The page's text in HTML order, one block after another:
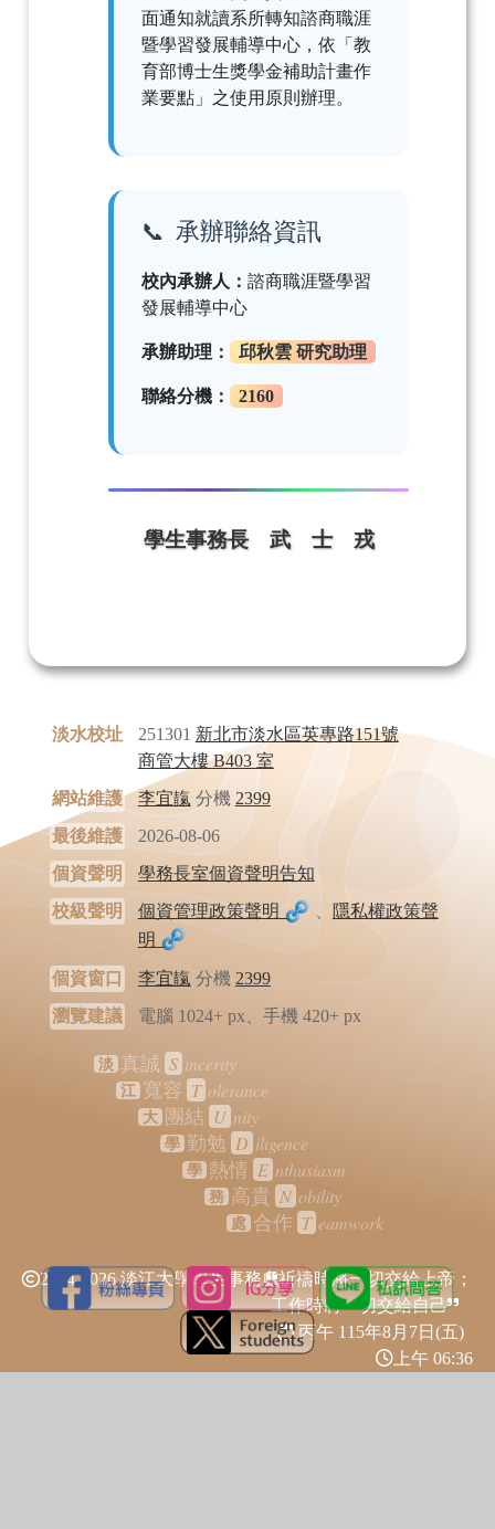
面通知就讀系所轉知諮商職涯
暨學習發展輔導中心，依「教
育部博士生獎學金補助計畫作
業要點」之使用原則辦理。
承辦聯絡資訊
校內承辦人： 諮商職涯暨學習
發展輔導中心
承辦助理： 邱秋雲 研究助理
聯絡分機： 2160
學生事務長 武 士 戎
淡水校址 251301 新北市淡水區英專路151號
商管大樓 B403 室
網站維護
李宜靝分機 2399
最後維護
2026-08-06
個資聲明
學務長室個資聲明告知
校級聲明
個資管理政策聲明 、
隱私權政策聲
明
個資窗口 李宜靝 分機 2399
瀏覽建議
電腦 1024+ px、手機 420+ px
淡 真誠 S incerity
江 寬容 T olerance
大 團結 U nity
學 勤勉 D iligence
學 熱情 E nthusiasm
務 高貴 N obility
處 合作 T eamwork
2024-2026 淡江大學學生事務處祈禱時將一切交給上帝；
工作時將一切交給自己
丙午 115年8月7日(五)
上午 06:36